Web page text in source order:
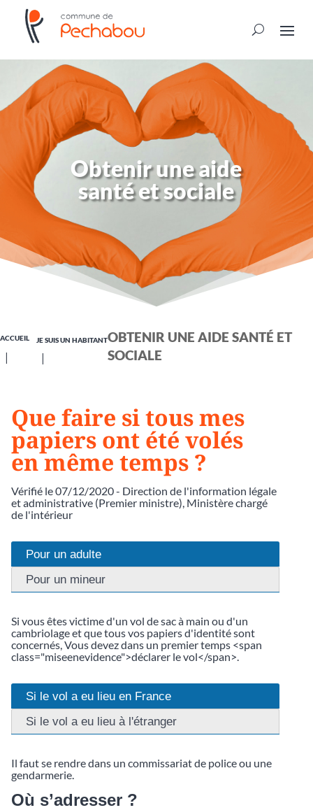
Obtenir une aide
santé et sociale
ACCUEIL JE SUIS UN HABITANTOBTENIR UNE AIDE SANTÉ ET
SOCIALE
Que faire si tous mes
papiers ont été volés
en même temps ?
Vérifié le 07/12/2020 - Direction de l'information légale
et administrative (Premier ministre), Ministère chargé
de l'intérieur
Pour un adulte
Pour un mineur
Si vous êtes victime d'un vol de sac à main ou d'un
cambriolage et que tous vos papiers d'identité sont
concernés, Vous devez dans un premier temps <span
class="miseenevidence">déclarer le vol</span>.
Si le vol a eu lieu en France
Si le vol a eu lieu à l'étranger
Il faut se rendre dans un commissariat de police ou une
gendarmerie.
Où s’adresser ?